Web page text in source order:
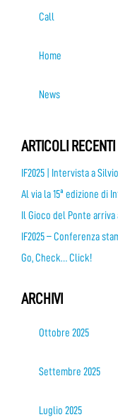
Call
Home
News
ARTICOLI RECENTI
IF2025 | Intervista a
Al via la 15ª edizione di
Il Gioco del Ponte arriva
IF2025 – Conferenza
Go, Check… Click!
ARCHIVI
Ottobre 2025
Settembre 2025
Luglio 2025